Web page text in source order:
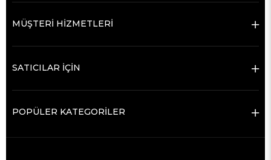
MÜŞTERİ HİZMETLERİ
SATICILAR İÇİN
POPÜLER KATEGORİLER